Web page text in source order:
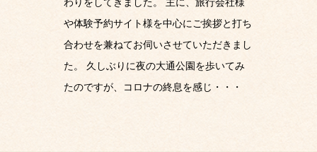
わりをしてきました。 主に、旅行会社様
や体験予約サイト様を中心にご挨拶と打ち
合わせを兼ねてお伺いさせていただきまし
た。 久しぶりに夜の大通公園を歩いてみ
たのですが、コロナの終息を感じ・・・